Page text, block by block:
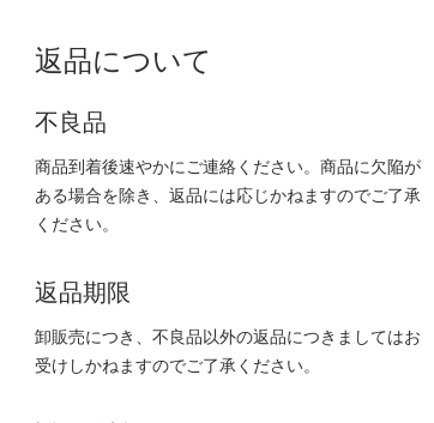
返品について
不良品
商品到着後速やかにご連絡ください。商品に欠陥が
ある場合を除き、返品には応じかねますのでご了承
ください。
返品期限
卸販売につき、不良品以外の返品につきましてはお
受けしかねますのでご了承ください。